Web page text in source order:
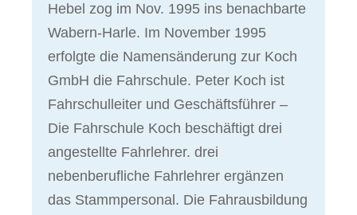
Hebel zog im Nov. 1995 ins benachbarte
Wabern-Harle. Im November 1995
erfolgte die Namensänderung zur Koch
GmbH die Fahrschule. Peter Koch ist
Fahrschulleiter und Geschäftsführer –
Die Fahrschule Koch beschäftigt drei
angestellte Fahrlehrer. drei
nebenberufliche Fahrlehrer ergänzen
das Stammpersonal. Die Fahrausbildung